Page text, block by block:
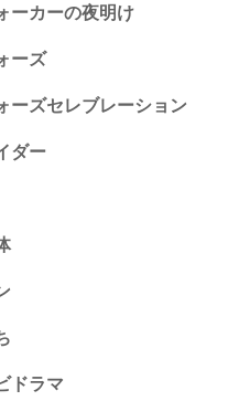
ーカーの夜明け
ーズ
ーズセレブレーション
ダー
ドラマ